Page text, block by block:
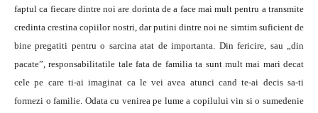
faptul ca fiecare dintre noi are dorinta de a face mai mult pentru a transmite
credinta crestina copiilor nostri, dar putini dintre noi ne simtim suficient de
bine pregatiti pentru o sarcina atat de importanta. Din fericire, sau „din
pacate”, responsabilitatile tale fata de familia ta sunt mult mai mari decat
cele pe care ti-ai imaginat ca le vei avea atunci cand te-ai decis sa-ti
formezi o familie. Odata cu venirea pe lume a copilului vin si o sumedenie